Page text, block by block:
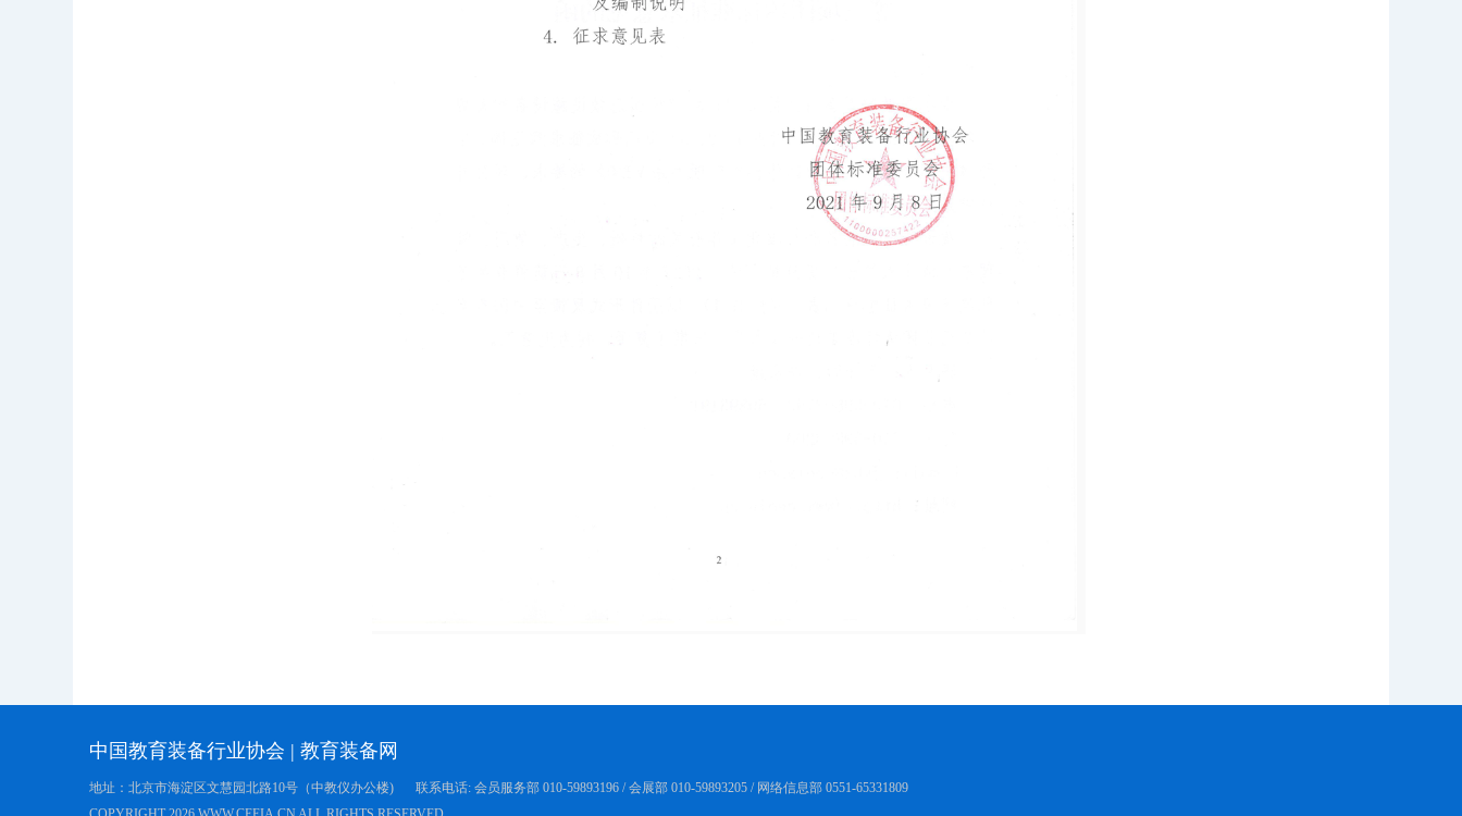
中国教育装备行业协会 | 教育装备网
地址：北京市海淀区文慧园北路10号（中教仪办公楼)
联系电话: 会员服务部 010-59893196 / 会展部 010-59893205 / 网络信息部 0551-65331809